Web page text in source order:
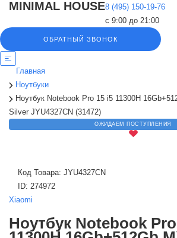
MINIMAL HOUSE8 (495) 150-19-76
с 9:00 до 21:00
ОБРАТНЫЙ ЗВОНОК
Главная
Ноутбуки
Ноутбук Notebook Pro 15 i5 11300H
Silver JYU4327CN (31472)
ОЖИДАЕМ ПОСТУПЛЕНИЯ
Код Товара: JYU4327CN
ID: 274972
Xiaomi
Ноутбук Notebook